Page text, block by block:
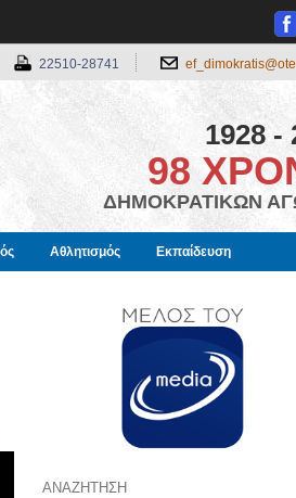
22510-28741
1928 -
98
ΔΗΜΟΚΡΑΤΙΚΩΝ
Αθλητισμός Εκπαίδευση